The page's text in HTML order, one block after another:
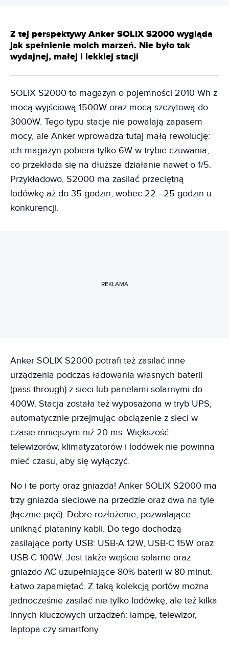
Z tej perspektywy Anker SOLIX S2000 wygląda
jak spełnienie moich marzeń. Nie było tak
wydajnej, małej i lekkiej stacji
SOLIX S2000 to magazyn o pojemności 2010 Wh z
mocą wyjściową 1500W oraz mocą szczytową do
3000W. Tego typu stacje nie powalają zapasem
mocy, ale Anker wprowadza tutaj małą rewolucję:
ich magazyn pobiera tylko 6W w trybie czuwania,
co przekłada się na dłuższe działanie nawet o 1/5.
Przykładowo, S2000 ma zasilać przeciętną
lodówkę aż do 35 godzin, wobec 22 - 25 godzin u
konkurencji.
REKLAMA
Anker SOLIX S2000 potrafi też zasilać inne
urządzenia podczas ładowania własnych baterii
(pass through) z sieci lub panelami solarnymi do
400W. Stacja została też wyposażona w tryb UPS,
automatycznie przejmując obciążenie z sieci w
czasie mniejszym niż 20 ms. Większość
telewizorów, klimatyzatorów i lodówek nie powinna
mieć czasu, aby się wyłączyć.
No i te porty oraz gniazda! Anker SOLIX S2000 ma
trzy gniazda sieciowe na przedzie oraz dwa na tyle
(łącznie pięć). Dobre rozłożenie, pozwalające
uniknąć plątaniny kabli. Do tego dochodzą
zasilające porty USB: USB-A 12W, USB-C 15W oraz
USB-C 100W. Jest także wejście solarne oraz
gniazdo AC uzupełniające 80% baterii w 80 minut.
Łatwo zapamiętać. Z taką kolekcją portów można
jednocześnie zasilać nie tylko lodówkę, ale też kilka
innych kluczowych urządzeń: lampę, telewizor,
laptopa czy smartfony.